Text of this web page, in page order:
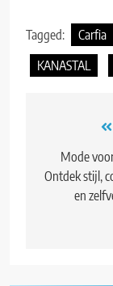
Tagged: Carfia
KANASTAL
Mode
Ontdek stijl,
en